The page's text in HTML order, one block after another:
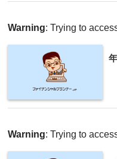
Warning: Trying to
Warning: Trying to